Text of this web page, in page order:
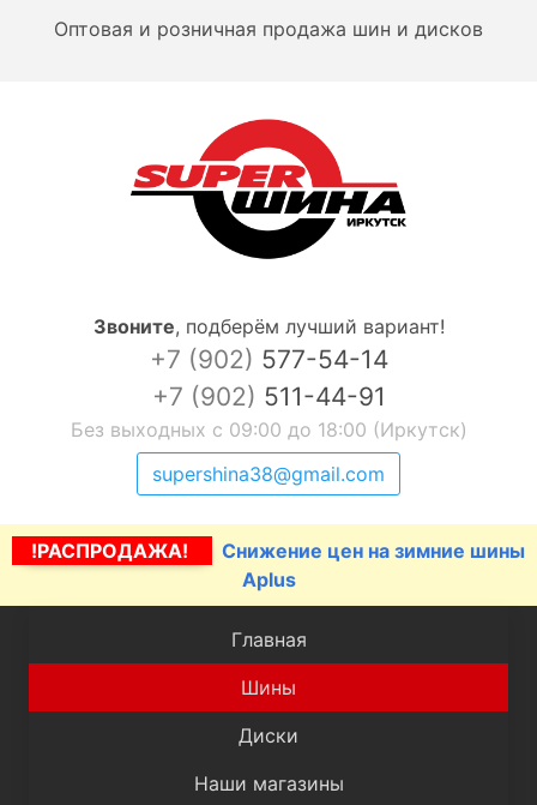
Оптовая и розничная продажа шин и дисков
Звоните, подберём лучший вариант!
+7 (902) 577-54-14
+7 (902) 511-44-91
Без выходных с 09:00 до 18:00 (Иркутск)
supershina38@gmail.com
!РАСПРОДАЖА!
Снижение цен на зимние шины
Aplus
Главная
Шины
Диски
Наши магазины